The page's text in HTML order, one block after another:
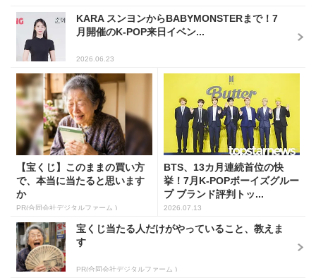
KARA スンヨンからBABYMONSTERまで！7
月開催のK-POP来日イベン...
2026.06.23
【宝くじ】このままの買い方
で、本当に当たると思います
か
PR(合同会社デジタルファーム )
BTS、13カ月連続首位の快
挙！7月K-POPボーイズグルー
プ ブランド評判トッ...
2026.07.13
宝くじ当たる人だけがやっていること、教えま
す
PR(合同会社デジタルファーム )